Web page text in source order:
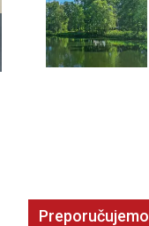
Preporučujemo